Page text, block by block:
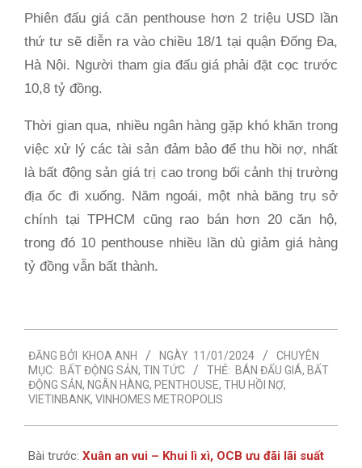
Phiên đấu giá căn penthouse hơn 2 triệu USD lần
thứ tư sẽ diễn ra vào chiều 18/1 tại quận Đống Đa,
Hà Nội. Người tham gia đấu giá phải đặt cọc trước
10,8 tỷ đồng.
Thời gian qua, nhiều ngân hàng gặp khó khăn trong
việc xử lý các tài sản đảm bảo để thu hồi nợ, nhất
là bất động sản giá trị cao trong bối cảnh thị trường
địa ốc đi xuống. Năm ngoái, một nhà băng trụ sở
chính tại TPHCM cũng rao bán hơn 20 căn hộ,
trong đó 10 penthouse nhiều lần dù giảm giá hàng
tỷ đồng vẫn bất thành.
01-
11
ĐĂNG BỞI KHOA ANH NGÀY 11/01/2024
CHUYÊN
MỤC: BẤT ĐỘNG SẢN, TIN TỨC THẺ: BÁN ĐẤU GIÁ, BẤT
ĐỘNG SẢN, NGÂN HÀNG, PENTHOUSE, THU HỒI NỢ,
VIETINBANK, VINHOMES METROPOLIS
Bài trước: Xuân an vui – Khui lì xì, OCB ưu đãi lãi suất